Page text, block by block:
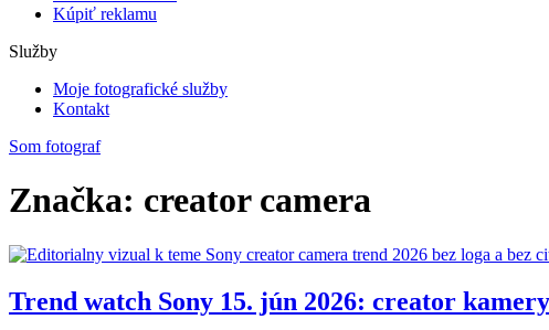
Kúpiť reklamu
Služby
Moje fotografické služby
Kontakt
Som fotograf
Značka: creator camera
Trend watch Sony 15. jún 2026: creator